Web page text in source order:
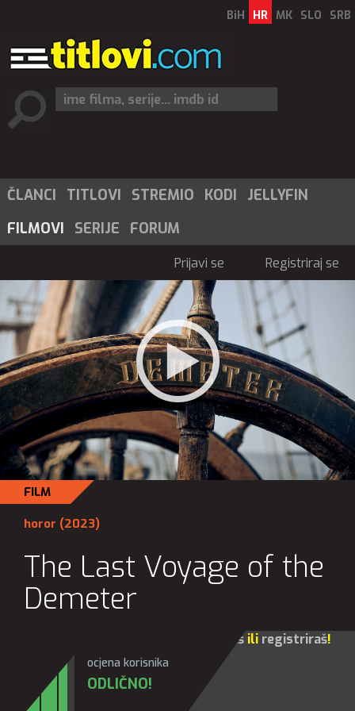
BiH HR MK SLO SRB
ČLANCI TITLOVI STREMIO KODI
JELLYFIN
FILMOVI
SERIJE FORUM
Prijavi se Registriraj se
FILM
horor (2023)
The Last Voyage of the
Demeter
prijaviš ili registriraš!
ocjena korisnika
ODLIČNO!